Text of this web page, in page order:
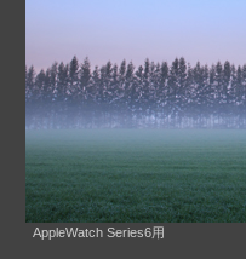
AppleWatch Series6用